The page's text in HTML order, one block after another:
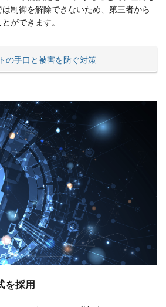
制御を解除できないため、第三者から
ができます。
の手口と被害を防ぐ対策
を採用